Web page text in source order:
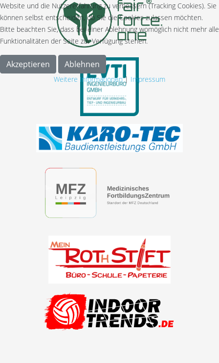
Website und die Nutzererfahrung zu verbessern (Tracking Cookies). Sie
können selbst entscheiden, ob Sie die Cookies zulassen möchten.
Bitte beachten Sie, dass bei einer Ablehnung womöglich nicht mehr alle
Funktionalitäten der Seite zur Verfügung stehen.
Akzeptieren Ablehnen
Weitere Informationen| Impressum